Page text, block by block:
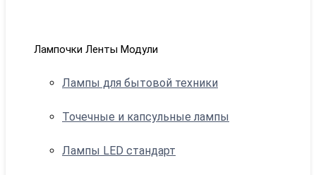
Лампочки Ленты Модули
Лампы для бытовой техники
Точечные и капсульные лампы
Лампы LED стандарт